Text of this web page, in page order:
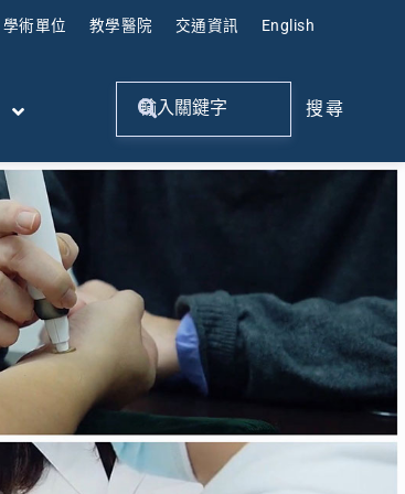
學術單位 教學醫院 交通資訊 English
搜尋